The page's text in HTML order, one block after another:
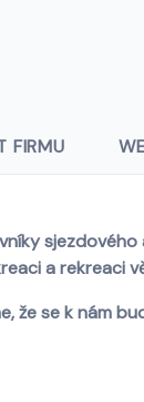
FIRMU
a rekreaci
že se k nám